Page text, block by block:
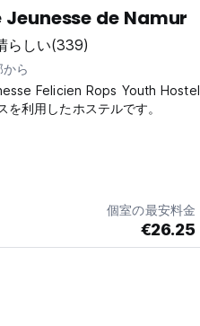
de Namur
らしい(339)
ら
Felicien Rops Youth Hostel
を利用したホステルです。
個室の最安料金
€26.25